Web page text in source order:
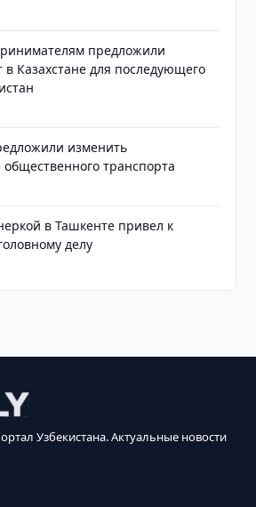
предложили
Казахстане для последующего
изменить
транспорта
в Ташкенте привел к
делу
Узбекистана. Актуальные новости